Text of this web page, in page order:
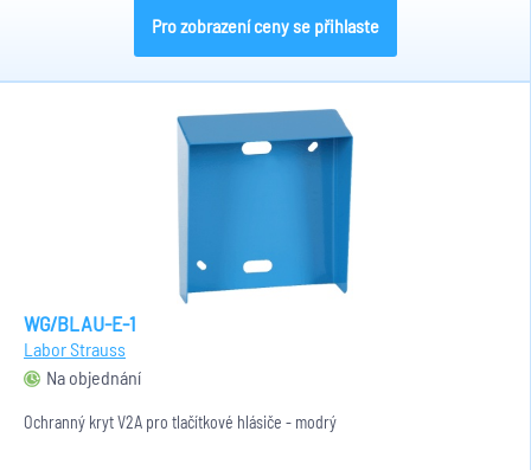
Pro zobrazení ceny se přihlaste
WG/BLAU-E-1
Labor Strauss
Na objednání
Ochranný kryt V2A pro tlačítkové hlásiče - modrý